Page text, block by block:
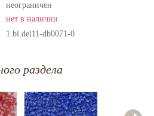
неограничен
нет в наличии
1.bi.del11-db0071-0
раздела